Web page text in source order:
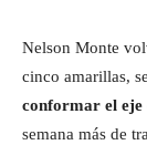
Nelson Monte
cinco amarillas,
conformar el eje
semana más de